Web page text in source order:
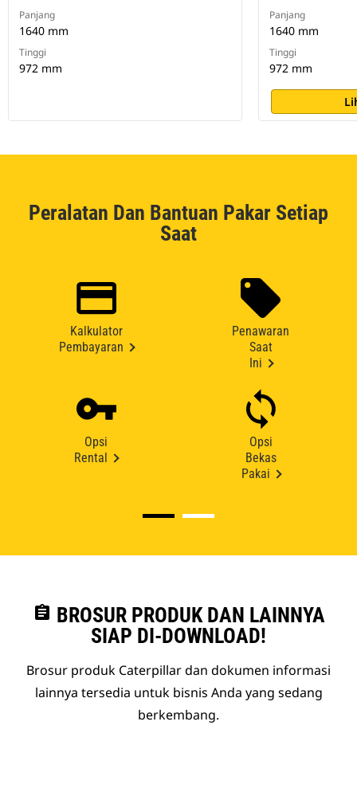
Panjang
1640 mm
Tinggi
972 mm
Panjang
1640 mm
Tinggi
972 mm
Peralatan Dan Bantuan Pakar Setiap
Saat
Kalkulator
Pembayaran
Penawaran
Saat
Ini
Opsi
Rental
Opsi
Bekas
Pakai
assignment BROSUR PRODUK DAN LAINNYA
SIAP DI-DOWNLOAD!
Brosur produk Caterpillar dan dokumen informasi
lainnya tersedia untuk bisnis Anda yang sedang
berkembang.